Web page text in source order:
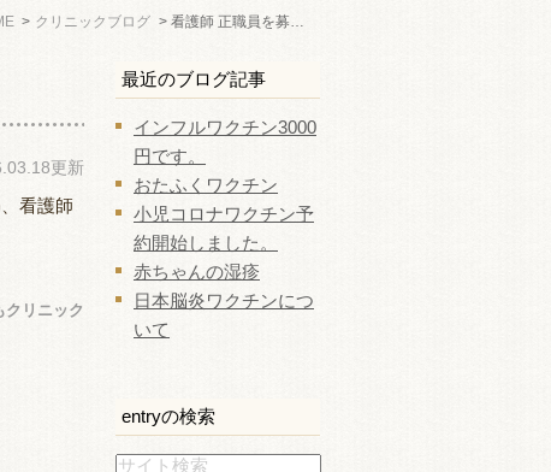
クリニックブログ 看護師 正職員を募集します。
更新
看護師
クリニック
最近のブログ記事
インフルワクチン3000
円です。
おたふくワクチン
小児コロナワクチン予
約開始しました。
赤ちゃんの湿疹
日本脳炎ワクチンにつ
いて
entryの検索